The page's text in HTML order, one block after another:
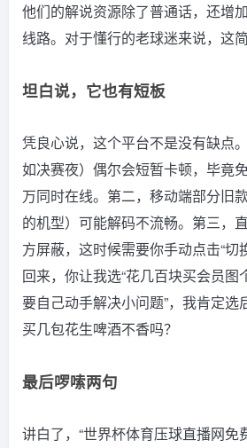
他们的解说资源除了普通话，还增
线路。对于懂行的老球迷来说，这
坦白说，它也有短板
凭良心说，这个平台不是没有缺点
如决赛夜）偶尔会短暂卡顿，毕竟
万同时在线。第二，移动端部分旧
的机型）可能解码不流畅。第三，
方屏蔽，这时候需要你手动点击“切
回来，你让我选“花几百块买会员图
要自己动手解决小问题”，我肯定
买几包花生啤酒不香吗？
最后啰嗦两句
讲白了，“世界杯体育压球直播网免